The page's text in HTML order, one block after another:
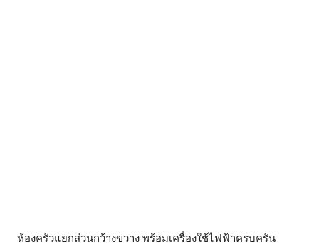
ห้องครัวแยกส่วนกว้างขวาง พร้อมเครื่องใช้ไฟฟ้าครบครัน